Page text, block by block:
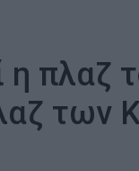
πλαζ
των